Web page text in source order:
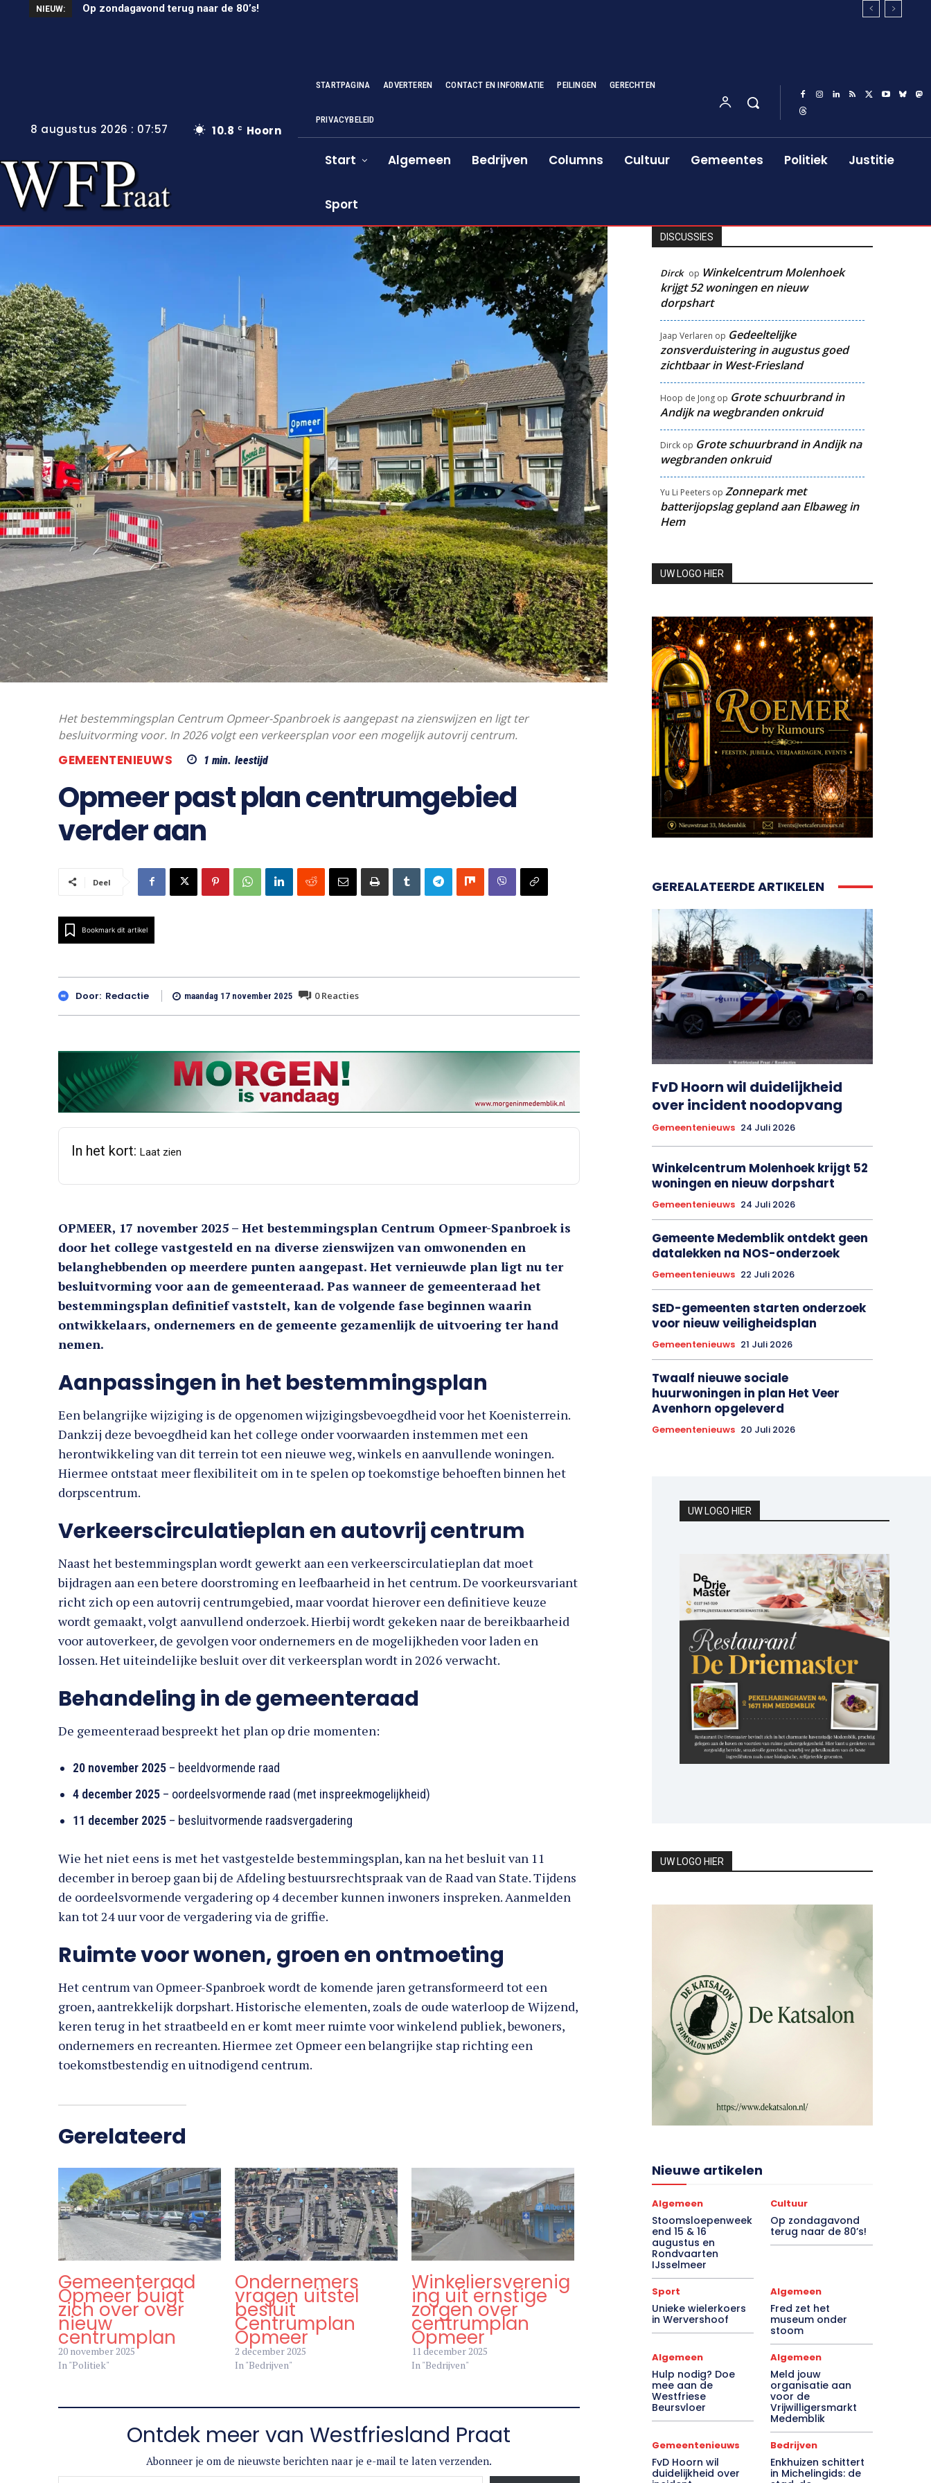
NIEUW: Op zondagavond terug naar de 80’s!
Unieke wielerkoers in Wervershoof
10.8 C Hoorn
8 augustus 2026 : 07:57
STARTPAGINA ADVERTEREN CONTACT EN INFORMATIE PEILINGEN GERECHTEN
PRIVACYBELEID
Start Algemeen Bedrijven Columns Cultuur Gemeentes Politiek Justitie
Sport
Het bestemmingsplan Centrum Opmeer-Spanbroek is aangepast na zienswijzen en ligt ter
besluitvorming voor. In 2026 volgt een verkeersplan voor een mogelijk autovrij centrum.
GEMEENTENIEUWS 1 min. leestijd
Opmeer past plan centrumgebied
verder aan
Deel
Bookmark dit artikel
Door: Redactie maandag 17 november 2025 0Reacties
In het kort: Laat zien
OPMEER, 17 november 2025 – Het bestemmingsplan Centrum Opmeer-Spanbroek is
door het college vastgesteld en na diverse zienswijzen van omwonenden en
belanghebbenden op meerdere punten aangepast. Het vernieuwde plan ligt nu ter
besluitvorming voor aan de gemeenteraad. Pas wanneer de gemeenteraad het
bestemmingsplan definitief vaststelt, kan de volgende fase beginnen waarin
ontwikkelaars, ondernemers en de gemeente gezamenlijk de uitvoering ter hand
nemen.
Aanpassingen in het bestemmingsplan
Een belangrijke wijziging is de opgenomen wijzigingsbevoegdheid voor het Koenisterrein.
Dankzij deze bevoegdheid kan het college onder voorwaarden instemmen met een
herontwikkeling van dit terrein tot een nieuwe weg, winkels en aanvullende woningen.
Hiermee ontstaat meer flexibiliteit om in te spelen op toekomstige behoeften binnen het
dorpscentrum.
Verkeerscirculatieplan en autovrij centrum
Naast het bestemmingsplan wordt gewerkt aan een verkeerscirculatieplan dat moet
bijdragen aan een betere doorstroming en leefbaarheid in het centrum. De voorkeursvariant
richt zich op een autovrij centrumgebied, maar voordat hierover een definitieve keuze
wordt gemaakt, volgt aanvullend onderzoek. Hierbij wordt gekeken naar de bereikbaarheid
voor autoverkeer, de gevolgen voor ondernemers en de mogelijkheden voor laden en
lossen. Het uiteindelijke besluit over dit verkeersplan wordt in 2026 verwacht.
Behandeling in de gemeenteraad
De gemeenteraad bespreekt het plan op drie momenten:
20 november 2025 – beeldvormende raad
4 december 2025 – oordeelsvormende raad (met inspreekmogelijkheid)
11 december 2025 – besluitvormende raadsvergadering
Wie het niet eens is met het vastgestelde bestemmingsplan, kan na het besluit van 11
december in beroep gaan bij de Afdeling bestuursrechtspraak van de Raad van State. Tijdens
de oordeelsvormende vergadering op 4 december kunnen inwoners inspreken. Aanmelden
kan tot 24 uur voor de vergadering via de griffie.
Ruimte voor wonen, groen en ontmoeting
Het centrum van Opmeer-Spanbroek wordt de komende jaren getransformeerd tot een
groen, aantrekkelijk dorpshart. Historische elementen, zoals de oude waterloop de Wijzend,
keren terug in het straatbeeld en er komt meer ruimte voor winkelend publiek, bewoners,
ondernemers en recreanten. Hiermee zet Opmeer een belangrijke stap richting een
toekomstbestendig en uitnodigend centrum.
Gerelateerd
Gemeenteraad
Opmeer buigt
zich over over
nieuw
centrumplan
20 november 2025
In "Politiek"
Ondernemers
vragen uitstel
besluit
Centrumplan
Opmeer
2 december 2025
In "Bedrijven"
Winkeliersverenig
ing uit ernstige
zorgen over
centrumplan
Opmeer
11 december 2025
In "Bedrijven"
Ontdek meer van Westfriesland Praat
Abonneer je om de nieuwste berichten naar je e-mail te laten verzenden.
Typ je e-mail...
DISCUSSIES
Dirck op Winkelcentrum Molenhoek
krijgt 52 woningen en nieuw
dorpshart
Jaap Verlaren op Gedeeltelijke
zonsverduistering in augustus goed
zichtbaar in West-Friesland
Hoop de Jongop Grote schuurbrand in
Andijk na wegbranden onkruid
Dirckop Grote schuurbrand in Andijk na
wegbranden onkruid
Yu Li Peetersop Zonnepark met
batterijopslag gepland aan Elbaweg in
Hem
UW LOGO HIER
GEREALATEERDE ARTIKELEN
FvD Hoorn wil duidelijkheid
over incident noodopvang
Gemeentenieuws 24 Juli 2026
Winkelcentrum Molenhoek krijgt 52
woningen en nieuw dorpshart
Gemeentenieuws 24 Juli 2026
Gemeente Medemblik ontdekt geen
datalekken na NOS-onderzoek
Gemeentenieuws 22 Juli 2026
SED-gemeenten starten onderzoek
voor nieuw veiligheidsplan
Gemeentenieuws 21 Juli 2026
Twaalf nieuwe sociale
huurwoningen in plan Het Veer
Avenhorn opgeleverd
Gemeentenieuws 20 Juli 2026
UW LOGO HIER
UW LOGO HIER
Nieuwe artikelen
Algemeen
Stoomsloepenweek
end 15 & 16
augustus en
Rondvaarten
IJsselmeer
Cultuur
Op zondagavond
terug naar de 80’s!
Sport
Unieke wielerkoers
in Wervershoof
Algemeen
Fred zet het
museum onder
stoom
Algemeen
Hulp nodig? Doe
mee aan de
Westfriese
Beursvloer
Algemeen
Meld jouw
organisatie aan
voor de
Vrijwilligersmarkt
Medemblik
Gemeentenieuws
FvD Hoorn wil
duidelijkheid over
Bedrijven
Enkhuizen schittert
in Michelingids: de